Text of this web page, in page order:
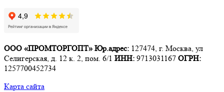
ООО «ПРОМТОРГОПТ» Юр.адрес: 127474, г. Москва, ул
Селигерская, д. 12 к. 2, пом. 6/1 ИНН: 9713031167 ОГРН:
1257700452734
Карта сайта